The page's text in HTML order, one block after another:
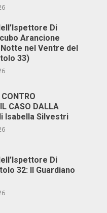
Di
Arancione
nel Ventre del
33)
CONTRO
CASO DALLA
Isabella Silvestri
Di
32: Il Guardiano